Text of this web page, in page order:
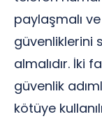
paylaşmalı
güvenliklerini
almalıdır. İki
güvenlik
kötüye